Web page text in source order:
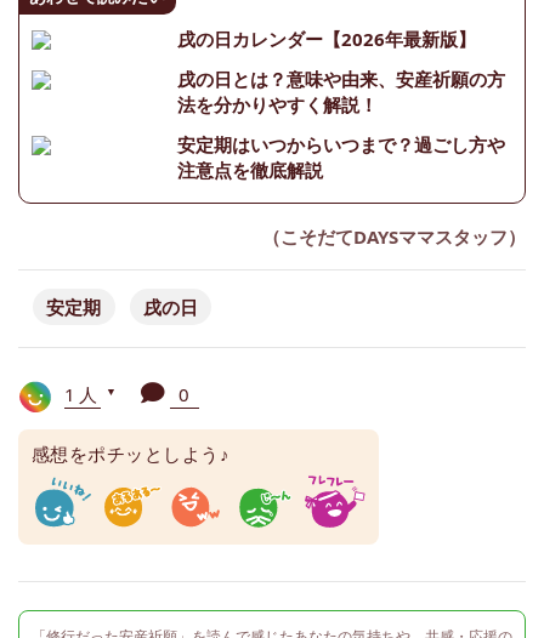
戌の日カレンダー【2026年最新版】
戌の日とは？意味や由来、安産祈願の方
法を分かりやすく解説！
安定期はいつからいつまで？過ごし方や
注意点を徹底解説
（こそだてDAYSママスタッフ）
安定期 戌の日
1人 ▼ 0
感想をポチッとしよう♪